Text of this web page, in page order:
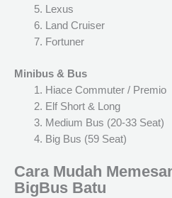
Lexus
Land Cruiser
Fortuner
Minibus & Bus
Hiace Commuter / Premio
Elf Short & Long
Medium Bus (20-33 Seat)
Big Bus (59 Seat)
Cara Mudah
BigBus Batu